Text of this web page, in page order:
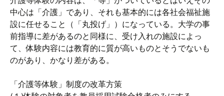
中心は「介護」であり、それも基本的には各社会福祉施
設に任せること（「丸投げ」）になっている。大学の事
前指導に差があるのと同様に、受け入れの施設によっ
て、体験内容には教育的に質が高いものとそうでないも
のがあり、かなり差がある。
「介護等体験」制度の改革方策